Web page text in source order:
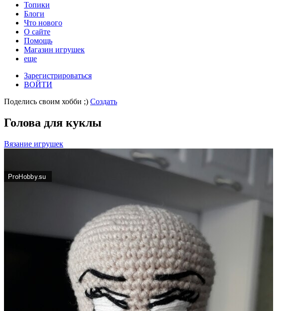
Топики
Блоги
Что нового
О сайте
Помощь
Магазин игрушек
еще
Зарегистрироваться
ВОЙТИ
Поделись своим хобби ;) Создать
Голова для куклы
Вязание игрушек